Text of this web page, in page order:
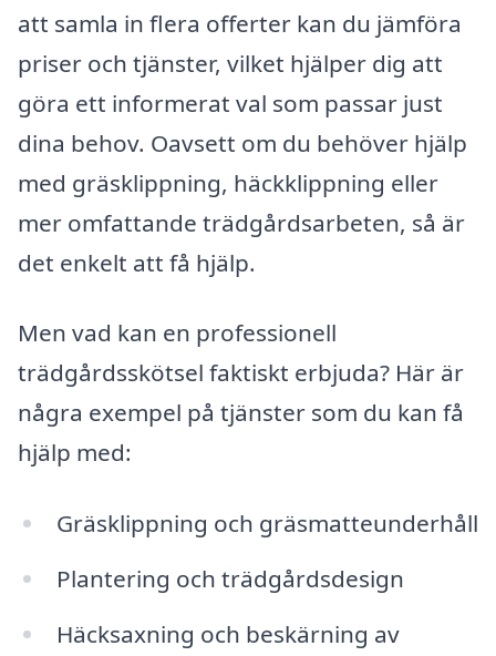
att samla in flera offerter kan du jämföra
priser och tjänster, vilket hjälper dig att
göra ett informerat val som passar just
dina behov. Oavsett om du behöver hjälp
med gräsklippning, häckklippning eller
mer omfattande trädgårdsarbeten, så är
det enkelt att få hjälp.
Men vad kan en professionell
trädgårdsskötsel faktiskt erbjuda? Här är
några exempel på tjänster som du kan få
hjälp med:
Gräsklippning och gräsmatteunderhåll
Plantering och trädgårdsdesign
Häcksaxning och beskärning av